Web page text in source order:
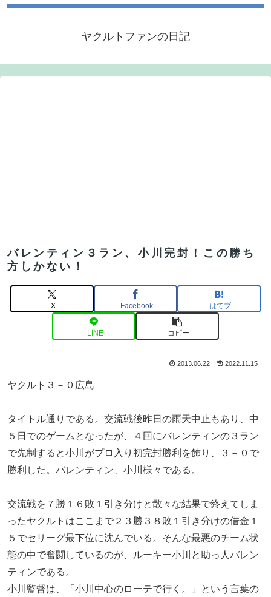
ヤクルトファンの日記
バレンティン３ラン、小川完封！この勝ち
方しかない！
X Facebook はてブ
LINE コピー
2013.06.22 2022.11.15
ヤクルト３－０広島
タイトル通りである。交流戦後昨日の雨天中止もあり、中
５日でのゲームとなったが、４回にバレンティンの３ラン
で先制すると小川がプロ入り初完封勝利を飾り、３－０で
勝利した。バレンティン、小川様々である。
交流戦を７勝１６敗１引き分けと散々な結果で終えてしま
ったヤクルトはここまで２３勝３８敗１引き分けの借金１
５でセリーグ最下位に沈んでいる。そんな最悪のチーム状
態の中で奮闘しているのが、ルーキー小川と助っ人バレン
ティンである。
小川監督は、「小川中心のローテで行く。」という言葉の